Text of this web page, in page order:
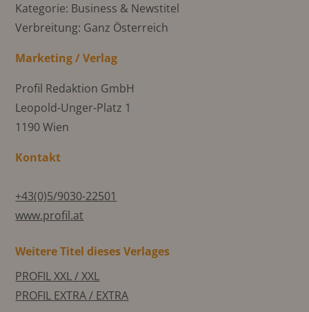
Kategorie: Business & Newstitel
Verbreitung: Ganz Österreich
Marketing / Verlag
Profil Redaktion GmbH
Leopold-Unger-Platz 1
1190 Wien
Kontakt
+43(0)5/9030-22501
www.profil.at
Weitere Titel dieses Verlages
PROFIL XXL / XXL
PROFIL EXTRA / EXTRA